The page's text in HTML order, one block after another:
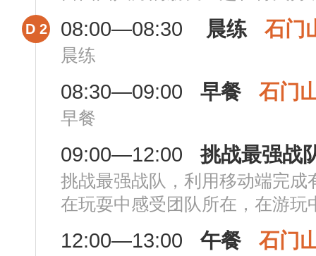
D 2 08:00—08:30 晨练 石门
晨练
08:30—09:00 早餐 石门
早餐
09:00—12:00 挑战最强战
挑战最强战队，利用移动端完成
在玩耍中感受团队所在，在游玩
12:00—13:00 午餐 石门